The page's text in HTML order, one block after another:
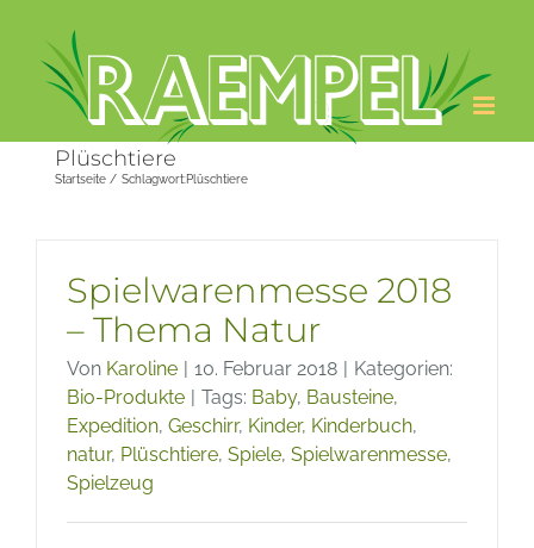
springen
Plüschtiere
Startseite Schlagwort:Plüschtiere
Spielwarenmesse 2018
– Thema Natur
Von Karoline | 10. Februar 2018 | Kategorien:
Bio-Produkte | Tags: Baby, Bausteine,
Expedition, Geschirr, Kinder, Kinderbuch,
natur, Plüschtiere, Spiele, Spielwarenmesse,
Spielzeug